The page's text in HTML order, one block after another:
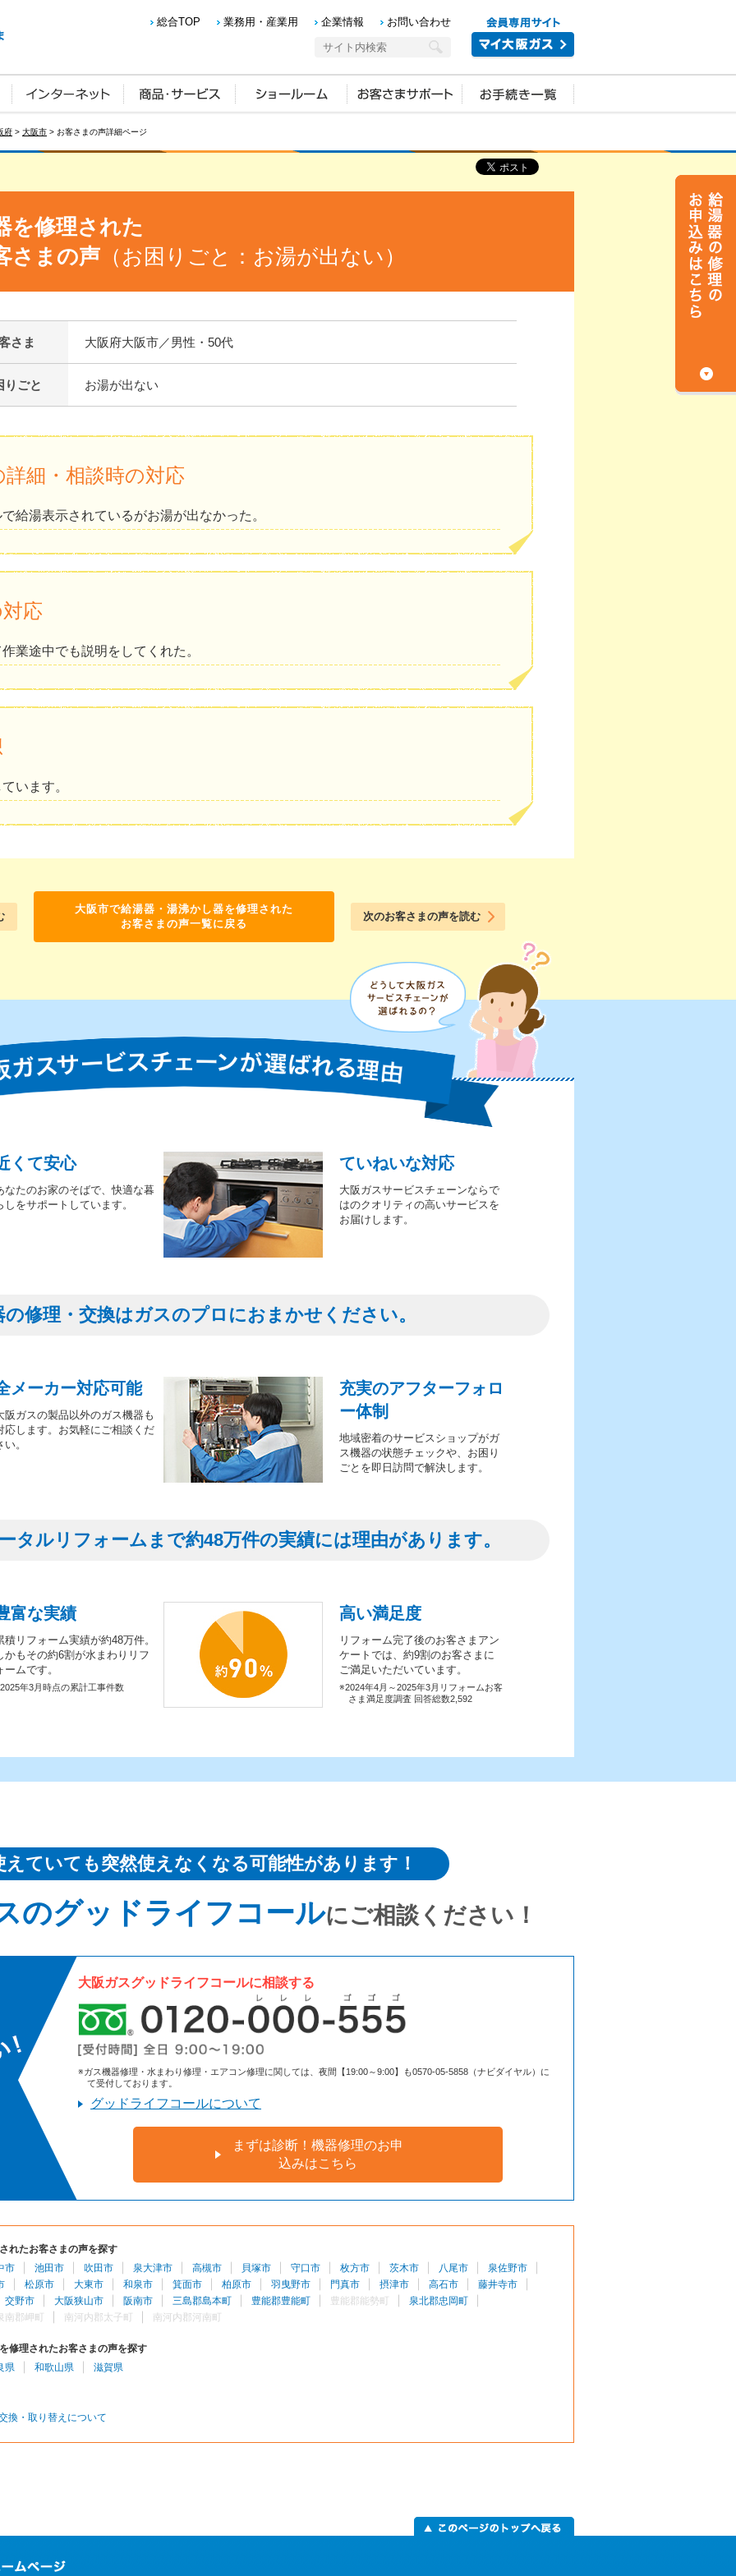
総合TOP 業務用・産業用 企業情報 お問い合わせ
府 > 大阪市 > お客さまの声詳細ページ
を修理された
さまの声 （お困りごと：お湯が出ない）
さま 大阪府大阪市／男性・50代
りごと お湯が出ない
細・相談時の対応
給湯表示されているがお湯が出なかった。
応
業途中でも説明をしてくれた。
います。
大阪市で給湯器・湯沸かし器を修理された
お客さまの声一覧に戻る
次のお客さまの声を読む
くて安心
なたのお家のそばで、快適な暮
しをサポートしています。
ていねいな対応
大阪ガスサービスチェーンならで
はのクオリティの高いサービスを
お届けします。
の修理・交換はガスのプロにおまかせください。
メーカー対応可能
阪ガスの製品以外のガス機器も
応します。お気軽にご相談くだ
い。
充実のアフターフォロ
ー体制
地域密着のサービスショップがガ
ス機器の状態チェックや、お困り
ごとを即日訪問で解決します。
タルリフォームまで約48万件の実績には理由があります。
富な実績
積リフォーム実績が約48万件。
かもその約6割が水まわりリフ
ームです。
年3月時点の累計工事件数
高い満足度
リフォーム完了後のお客さまアン
ケートでは、約9割のお客さまに
ご満足いただいています。
※2024年4月～2025年3月リフォームお客
さま満足度調査 回答総数2,592
えていても突然使えなくなる可能性があります！
のグッドライフコールにご相談ください！
大阪ガスグッドライフコールに相談する
※ガス機器修理・水まわり修理・エアコン修理に関しては、夜間【19:00～9:00】も0570-05-5858（ナビダイヤル）に
て受付しております。
グッドライフコールについて
まずは診断！機器修理のお申
込みはこちら
れたお客さまの声を探す
市
池田市 吹田市 泉大津市 高槻市 貝塚市 守口市 枚方市 茨木市 八尾市
泉佐野市
松原市 大東市 和泉市 箕面市 柏原市 羽曳野市 門真市 摂津市 高石市
藤井寺市
交野市
大阪狭山市 阪南市 三島郡島本町 豊能郡豊能町 豊能郡能勢町
泉北郡忠岡町
南郡岬町
南河内郡太子町 南河内郡河南町
修理されたお客さまの声を探す
県
和歌山県 滋賀県
換・取り替えについて